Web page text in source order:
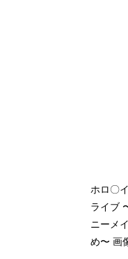
ホロ〇
ライブ
ニーメ
め〜 画